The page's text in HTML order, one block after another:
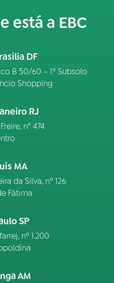
está a EBC
DF
B 50/60 – 1º Subsolo
Shopping
RJ
n° 474
MA
da Silva, nº 126
Fátima
SP
nº 1.200
AM